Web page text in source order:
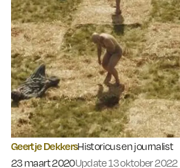
Geertje DekkersHistoricus en journalist
Gepubliceerd op:
23 maart 2020Update 13 oktober 2022